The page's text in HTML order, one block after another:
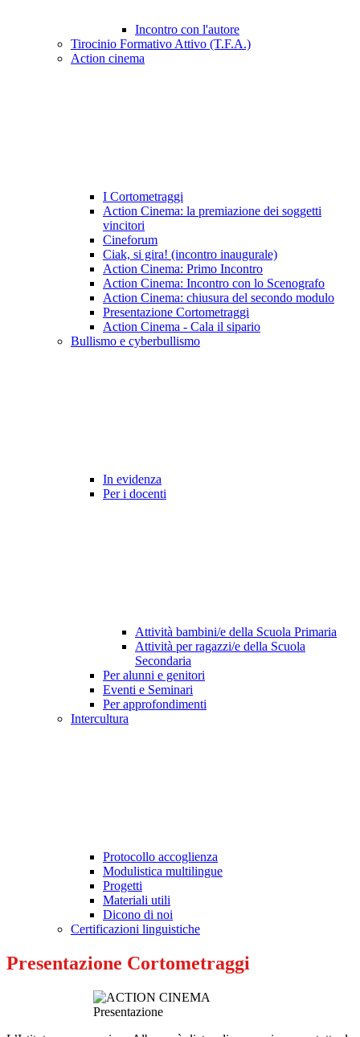
Incontro con l'autore
Tirocinio Formativo Attivo (T.F.A.)
Action cinema
I Cortometraggi
Action Cinema: la premiazione dei soggetti
vincitori
Cineforum
Ciak, si gira! (incontro inaugurale)
Action Cinema: Primo Incontro
Action Cinema: Incontro con lo Scenografo
Action Cinema: chiusura del secondo modulo
Presentazione Cortometraggi
Action Cinema - Cala il sipario
Bullismo e cyberbullismo
In evidenza
Per i docenti
Attività bambini/e della Scuola Primaria
Attività per ragazzi/e della Scuola
Secondaria
Per alunni e genitori
Eventi e Seminari
Per approfondimenti
Intercultura
Protocollo accoglienza
Modulistica multilingue
Progetti
Materiali utili
Dicono di noi
Certificazioni linguistiche
Presentazione Cortometraggi